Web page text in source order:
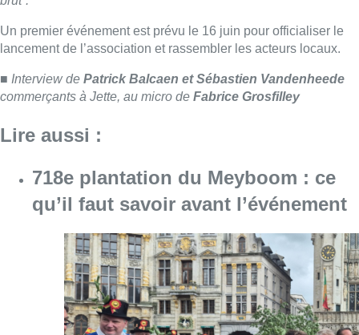
08 août 2026Consulter l'article "718e plantation du
Survol aérien : combien coûterait la